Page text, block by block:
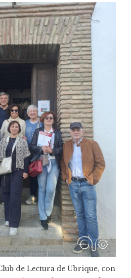
de Lectura de Ubrique, con